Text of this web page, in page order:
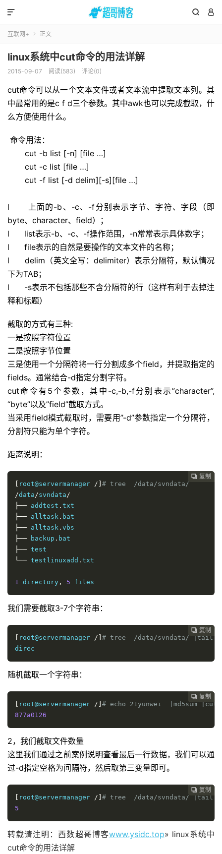
 

互联网+  正文
linux系统中cut命令的用法详解
2015-09-07 阅读(583) 评论(0)
cut命令可以从一个文本文件或者文本流中提取文本列。其
中最常用的是c f d三个参数。其中awk也可以完成截取，什
么方便使用什么。
命令用法：
cut -b list [-n] [file …]
cut -c list [file …]
cut -f list [-d delim][-s][file …]
l 上面的-b、-c、-f分别表示字节、字符、字段（即
byte、character、field）；
l list表示-b、-c、-f操作范围，-n常常表示具体数字；
l file表示的自然是要操作的文本文件的名称；
l delim（英文全写：delimiter）表示分隔符，默认情况
下为TAB；
l -s表示不包括那些不含分隔符的行（这样有利于去掉注
释和标题）
截取的方式有三种:
一是按照字符位置
二是按照字节位置
三是使用一个分隔符将一行分割成多个field，并提取指定的
fields。通常结合-d指定分割字符。
cut命令有5个参数，其中-c,-b,-f分别表示”character”,
“byte”以及”field”截取方式。
当采用field模式截取时，需要用”-d”参数指定一个分隔符，
分割符只能为单个字符。
距离说明：
 复制
root@servermanager /] # tree  /data/svndata/
/data/svndata/
├── addtest .
├── alltask .
├── alltask .
├── backup .
├──
└── testlinuxadd . txt
1 directory , 5 files
我们需要截取3-7个字符串：
 复制
root@servermanager /] # tree  /data/svndata/ |tail
direc
随机截取一个字符串：
 复制
root@servermanager /] # echo 21yunwei  |md5sum |cut
877a0126
2，我们截取文件数量
这里我们通过之前案例说明查看最后一行数据，我们可以通
过-d指定空格为间隔符，然后取第三变量即可。
 复制
root@servermanager /] # tree  /data/svndata/ |tail
5
转载请注明：西数超哥博客www.ysidc.top» linux系统中
cut命令的用法详解